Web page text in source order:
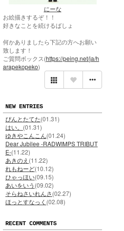
にーな
お絵描きするぞ！！
好きなことを続けるばしょ
何かありましたら下記の方へお願い
致します！
ご質問ボックス(https://peing.net/ja/h
arapekopeko)
NEW ENTRIES
ぴんとたてた(01.31)
はい。 (01.31)
ゆきやこんこん(01.24)
Dear Jubilee -RADWIMPS TRIBUT
E-(11.22)
あきのえ (11.22)
れもねーど(10.12)
ひゃっほい(09.15)
あいをいう (09.02)
そらねさいれんさ(02.27)
ほっとすなっく (02.08)
RECENT COMMENTS